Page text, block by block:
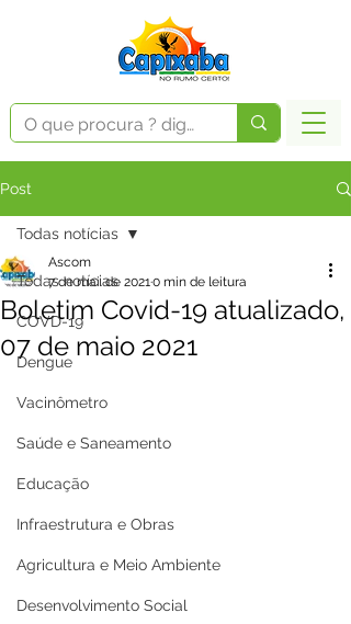
Post
Todas notícias
COVD-19
Dengue
Vacinômetro
Saúde e Saneamento
Educação
Infraestrutura e Obras
Agricultura e Meio Ambiente
Desenvolvimento Social
Todas notícias
Boletim Covid-19 atualizado,
07 de maio 2021
Ascom
7 de mai. de 20210 min de leitura